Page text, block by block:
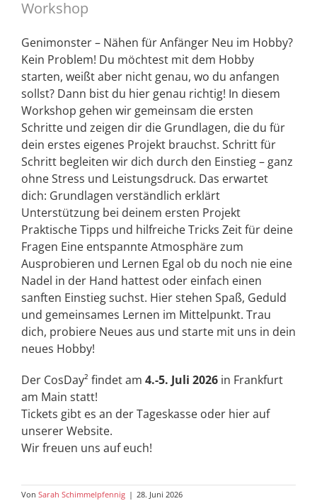
Workshop
Genimonster – Nähen für Anfänger Neu im Hobby?
Kein Problem! Du möchtest mit dem Hobby
starten, weißt aber nicht genau, wo du anfangen
sollst? Dann bist du hier genau richtig! In diesem
Workshop gehen wir gemeinsam die ersten
Schritte und zeigen dir die Grundlagen, die du für
dein erstes eigenes Projekt brauchst. Schritt für
Schritt begleiten wir dich durch den Einstieg – ganz
ohne Stress und Leistungsdruck. Das erwartet
dich: Grundlagen verständlich erklärt
Unterstützung bei deinem ersten Projekt
Praktische Tipps und hilfreiche Tricks Zeit für deine
Fragen Eine entspannte Atmosphäre zum
Ausprobieren und Lernen Egal ob du noch nie eine
Nadel in der Hand hattest oder einfach einen
sanften Einstieg suchst. Hier stehen Spaß, Geduld
und gemeinsames Lernen im Mittelpunkt. Trau
dich, probiere Neues aus und starte mit uns in dein
neues Hobby!
Der CosDay² findet am 4.-5. Juli 2026in Frankfurt
am Main statt!
Tickets gibt es an der Tageskasse oder hier auf
unserer Website.
Wir freuen uns auf euch!
Von Sarah Schimmelpfennig | 28. Juni 2026